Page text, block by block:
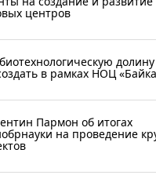
центров
долину
в рамках НОЦ
Пармон об итогах
на проведение